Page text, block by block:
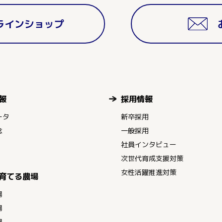
インショップ
タ
てる農場
採用情報
新卒採用
一般採用
社員インタビュー
次世代育成支援対策
女性活躍推進対策